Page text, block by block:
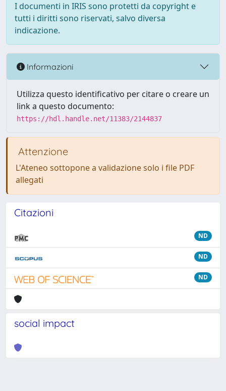
I documenti in IRIS sono protetti da copyright e
tutti i diritti sono riservati, salvo diversa
indicazione.
Informazioni
Utilizza questo identificativo per citare o creare un
link a questo documento:
https://hdl.handle.net/11383/2144837
Attenzione
L'Ateneo sottopone a validazione solo i file PDF
allegati
Citazioni
ND
ND
ND
social impact